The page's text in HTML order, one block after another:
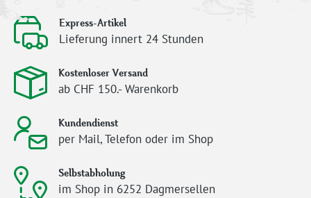
Express-Artikel
Lieferung innert 24 Stunden
Kostenloser Versand
ab CHF 150.- Warenkorb
Kundendienst
per Mail, Telefon oder im Shop
Selbstabholung
im Shop in 6252 Dagmersellen